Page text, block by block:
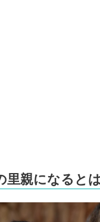
里親になると